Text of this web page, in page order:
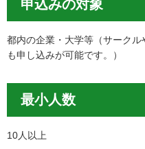
申込みの対象
都内の企業・大学等（サーク
も申し込みが可能です。）
最小人数
10人以上